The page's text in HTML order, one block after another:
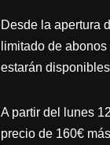
Desde la apertura
limitado de abonos
estarán
A partir del lunes
precio de 160€